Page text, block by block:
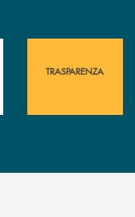
filiali&nbsp; di Banca
immediata?
TRASPARENZA